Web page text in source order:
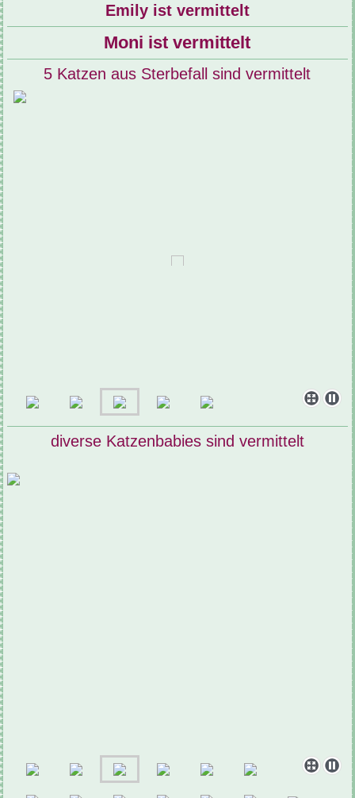
Emily ist vermittelt
Moni ist vermittelt
5 Katzen aus Sterbefall sind vermittelt
diverse Katzenbabies sind vermittelt